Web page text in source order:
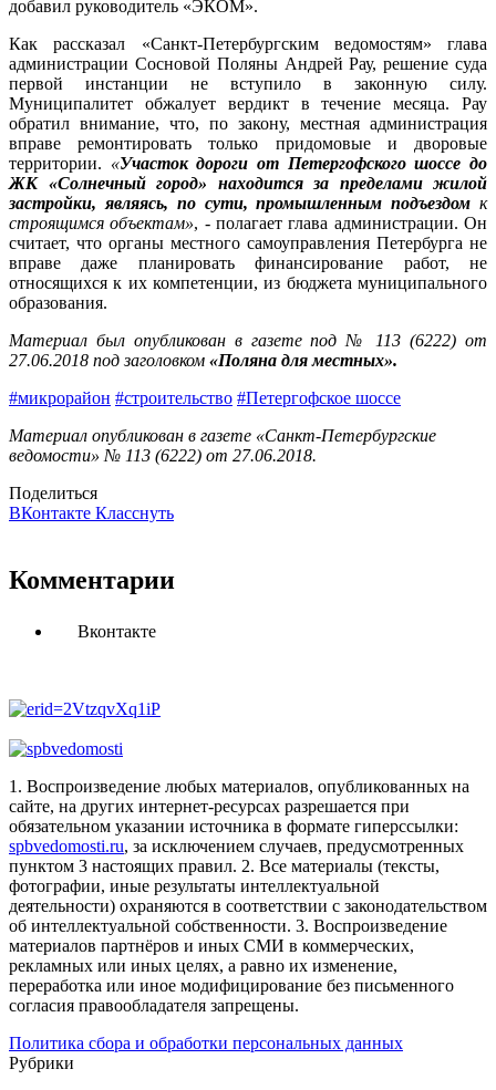
добавил руководитель «ЭКОМ».
Как рассказал «Санкт-Петербургским ведомостям» глава
администрации Сосновой Поляны Андрей Рау, решение суда
первой инстанции не вступило в законную силу.
Муниципалитет обжалует вердикт в течение месяца. Рау
обратил внимание, что, по закону, местная администрация
вправе ремонтировать только придомовые и дворовые
территории. «Участок дороги от Петергофского шоссе до
ЖК «Солнечный город» находится за пределами жилой
застройки, являясь, по сути, промышленным подъездом к
строящимся объектам», - полагает глава администрации. Он
считает, что органы местного самоуправления Петербурга не
вправе даже планировать финансирование работ, не
относящихся к их компетенции, из бюджета муниципального
образования.
Материал был опубликован в газете под № 113 (6222) от
27.06.2018 под заголовком «Поляна для местных».
#микрорайон #строительство #Петергофское шоссе
Материал опубликован в газете «Санкт-Петербургские
ведомости» № 113 (6222) от 27.06.2018.
Поделиться
ВКонтакте Класснуть
Комментарии
Вконтакте
1. Воспроизведение любых материалов, опубликованных на
сайте, на других интернет-ресурсах разрешается при
обязательном указании источника в формате гиперссылки:
spbvedomosti.ru, за исключением случаев, предусмотренных
пунктом 3 настоящих правил. 2. Все материалы (тексты,
фотографии, иные результаты интеллектуальной
деятельности) охраняются в соответствии с законодательством
об интеллектуальной собственности. 3. Воспроизведение
материалов партнёров и иных СМИ в коммерческих,
рекламных или иных целях, а равно их изменение,
переработка или иное модифицирование без письменного
согласия правообладателя запрещены.
Политика сбора и обработки персональных данных
Рубрики